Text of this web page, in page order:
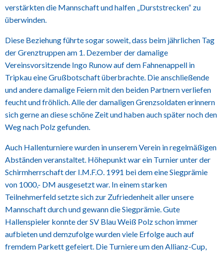
verstärkten die Mannschaft und halfen „Durststrecken“ zu
überwinden.
Diese Beziehung führte sogar soweit, dass beim jährlichen Tag
der Grenztruppen am 1. Dezember der damalige
Vereinsvorsitzende Ingo Runow auf dem Fahnenappell in
Tripkau eine Grußbotschaft überbrachte. Die anschließende
und andere damalige Feiern mit den beiden Partnern verliefen
feucht und fröhlich. Alle der damaligen Grenzsoldaten erinnern
sich gerne an diese schöne Zeit und haben auch später noch den
Weg nach Polz gefunden.
Auch Hallenturniere wurden in unserem Verein in regelmäßigen
Abständen veranstaltet. Höhepunkt war ein Turnier unter der
Schirmherrschaft der I.M.F.O. 1991 bei dem eine Siegprämie
von 1000,- DM ausgesetzt war. In einem starken
Teilnehmerfeld setzte sich zur Zufriedenheit aller unsere
Mannschaft durch und gewann die Siegprämie. Gute
Hallenspieler konnte der SV Blau Weiß Polz schon immer
aufbieten und demzufolge wurden viele Erfolge auch auf
fremdem Parkett gefeiert. Die Turniere um den Allianz-Cup,